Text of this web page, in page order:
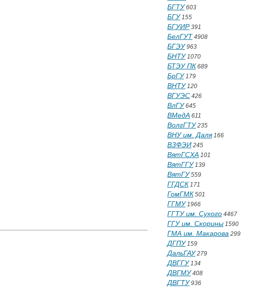
БГТУ603
БГУ155
БГУИР391
БелГУТ 4908
БГЭУ963
БНТУ1070
БТЭУ ПК 689
БрГУ179
ВНТУ120
ВГУЭС 426
ВлГУ645
ВМедА 611
ВолгГТУ235
ВНУ им. Даля166
ВЗФЭИ 245
ВятГСХА 101
ВятГГУ139
ВятГУ559
ГГДСК 171
ГомГМК 501
ГГМУ1966
ГГТУ им. Сухого 4467
ГГУ им. Скорины 1590
ГМА им. Макарова 299
ДГПУ159
ДальГАУ279
ДВГГУ134
ДВГМУ408
ДВГТУ936